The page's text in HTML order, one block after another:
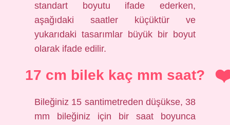
standart boyutu ifade ederken,
aşağıdaki saatler küçüktür ve
yukarıdaki tasarımlar büyük bir boyut
olarak ifade edilir.
17 cm bilek kaç mm saat?
Bileğiniz 15 santimetreden düşükse, 38
mm bileğiniz için bir saat boyunca